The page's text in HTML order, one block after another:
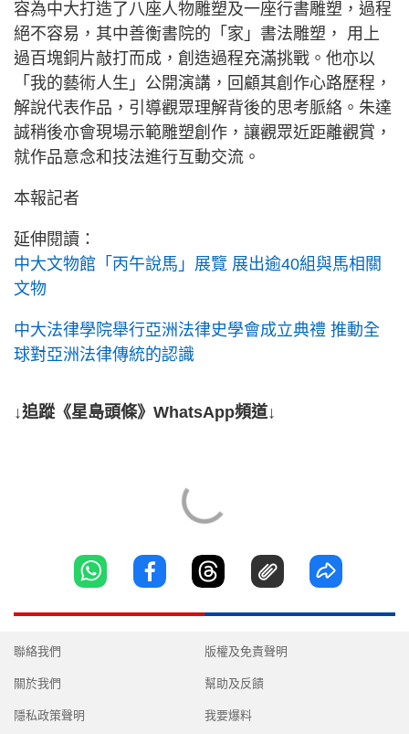
容為中大打造了八座人物雕塑及一座行書雕塑，過程
絕不容易，其中善衡書院的「家」書法雕塑， 用上
過百塊銅片敲打而成，創造過程充滿挑戰。他亦以
「我的藝術人生」公開演講，回顧其創作心路歷程，
解說代表作品，引導觀眾理解背後的思考脈絡。朱達
誠稍後亦會現場示範雕塑創作，讓觀眾近距離觀賞，
就作品意念和技法進行互動交流。
本報記者
延伸閱讀：
中大文物館「丙午說馬」展覽 展出逾40組與馬相關
文物
中大法律學院舉行亞洲法律史學會成立典禮 推動全
球對亞洲法律傳統的認識
↓追蹤《星島頭條》WhatsApp頻道↓
聯絡我們
關於我們
隱私政策聲明
版權及免責聲明
幫助及反饋
我要爆料